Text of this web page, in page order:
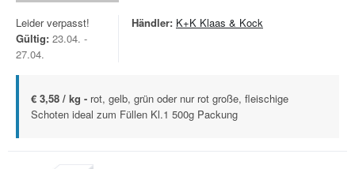
Leider verpasst!
Gültig: 23.04. -
27.04.
Händler: K+K Klaas & Kock
€ 3,58 / kg - rot, gelb, grün oder nur rot große, fleischige
Schoten ideal zum Füllen Kl.1 500g Packung